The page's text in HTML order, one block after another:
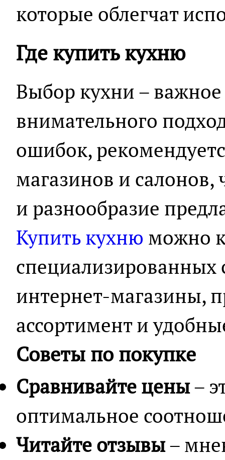
которые облегчат
Где купить кухню
Выбор кухни –
внимательного
ошибок,
магазинов и салонов,
и разнообразие
Купить кухню можно
специализированных
интернет-магазины,
ассортимент и
Советы по покупке
Сравнивайте цены–
оптимальное
Читайте отзывы–